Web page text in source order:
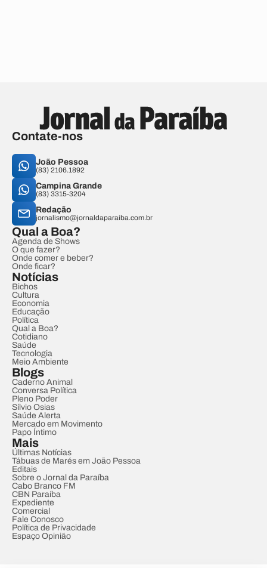
Contate-nos
João Pessoa
(83) 2106.1892
Campina Grande
(83) 3315-3204
Redação
jornalismo@jornaldaparaiba.com.br
Qual a Boa?
Agenda de Shows
O que fazer?
Onde comer e beber?
Onde ficar?
Notícias
Bichos
Cultura
Economia
Educação
Política
Qual a Boa?
Cotidiano
Saúde
Tecnologia
Meio Ambiente
Blogs
Caderno Animal
Conversa Política
Pleno Poder
Sílvio Osias
Saúde Alerta
Mercado em Movimento
Papo Íntimo
Mais
Últimas Notícias
Tábuas de Marés em João Pessoa
Editais
Sobre o Jornal da Paraíba
Cabo Branco FM
CBN Paraíba
Expediente
Comercial
Fale Conosco
Política de Privacidade
Espaço Opinião